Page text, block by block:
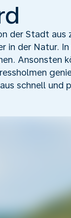
der Stadt aus
in der Natur.
Ansonsten
schnell und